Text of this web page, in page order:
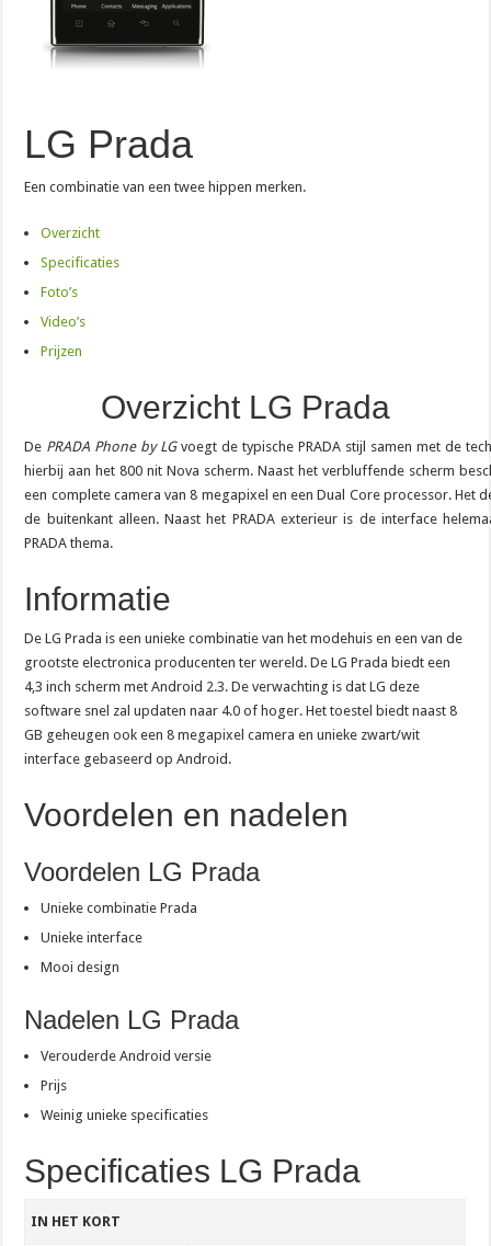
LG Prada
Een combinatie van een twee hippen merken.
Overzicht
Specificaties
Foto’s
Video’s
Prijzen
Overzicht LG Prada
De PRADA Phone by LGvoegt de typische PRADA stijl samen met de
hierbij aan het 800 nit Nova scherm. Naast het verbluffende scherm
een complete camera van 8 megapixel en een Dual Core processor. Het
de buitenkant alleen. Naast het PRADA exterieur is de interface
PRADA thema.
Informatie
De LG Prada is een unieke combinatie van het modehuis en een van de
grootste electronica producenten ter wereld. De LG Prada biedt een
4,3 inch scherm met Android 2.3. De verwachting is dat LG deze
software snel zal updaten naar 4.0 of hoger. Het toestel biedt naast 8
GB geheugen ook een 8 megapixel camera en unieke zwart/wit
interface gebaseerd op Android.
Voordelen en nadelen
Voordelen LG Prada
Unieke combinatie Prada
Unieke interface
Mooi design
Nadelen LG Prada
Verouderde Android versie
Prijs
Weinig unieke specificaties
Specificaties LG Prada
IN HET KORT